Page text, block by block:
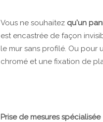
Vous ne souhaitez qu'un
est encastrée de façon
le mur sans profilé. Ou pour
chromé et une fixation de
Prise de mesures spécialisée